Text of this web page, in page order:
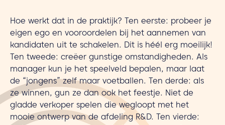
Hoe werkt dat in de praktijk? Ten eerste: probeer je
eigen ego en vooroordelen bij het aannemen van
kandidaten uit te schakelen. Dit is héél erg moeilijk!
Ten tweede: creëer gunstige omstandigheden. Als
manager kun je het speelveld bepalen, maar laat
de “jongens” zelf maar voetballen. Ten derde: als
ze winnen, gun ze dan ook het feestje. Niet de
gladde verkoper spelen die wegloopt met het
mooie ontwerp van de afdeling R&D. Ten vierde: